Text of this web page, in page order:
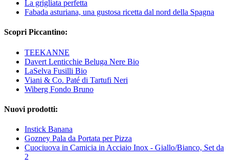
La grigliata perfetta
Fabada asturiana, una gustosa ricetta dal nord della Spagna
Scopri Piccantino:
TEEKANNE
Davert Lenticchie Beluga Nere Bio
LaSelva Fusilli Bio
Viani & Co. Paté di Tartufi Neri
Wiberg Fondo Bruno
Nuovi prodotti:
Instick Banana
Gozney Pala da Portata per Pizza
Cuociuova in Camicia in Acciaio Inox - Giallo/Bianco, Set da
2